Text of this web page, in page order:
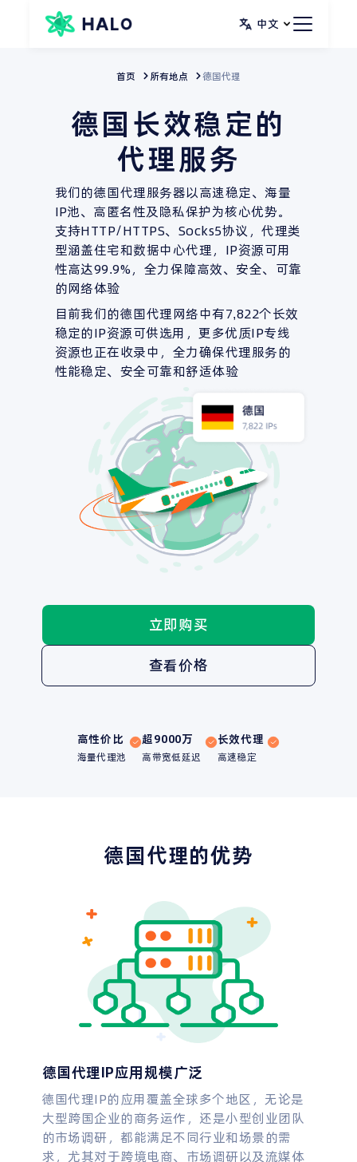
中文
首页 所有地点 德国代理
德国长效稳定的
代理服务
我们的德国代理服务器以高速稳定、海量
IP池、高匿名性及隐私保护为核心优势。
支持HTTP/HTTPS、Socks5协议，代理类
型涵盖住宅和数据中心代理，IP资源可用
性高达99.9%，全力保障高效、安全、可靠
的网络体验
目前我们的德国代理网络中有7,822个长效
稳定的IP资源可供选用，更多优质IP专线
资源也正在收录中，全力确保代理服务的
性能稳定、安全可靠和舒适体验
立即购买
查看价格
高性价比
海量代理池
超9000万
高带宽低延迟
长效代理
高速稳定
德国代理的优势
德国代理IP应用规模广泛
德国代理IP的应用覆盖全球多个地区，无论是
大型跨国企业的商务运作，还是小型创业团队
的市场调研，都能满足不同行业和场景的需
求，尤其对于跨境电商、市场调研以及流媒体